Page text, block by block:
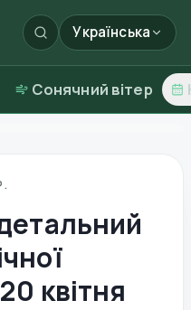
Українська
Сонячний вітер
квітня